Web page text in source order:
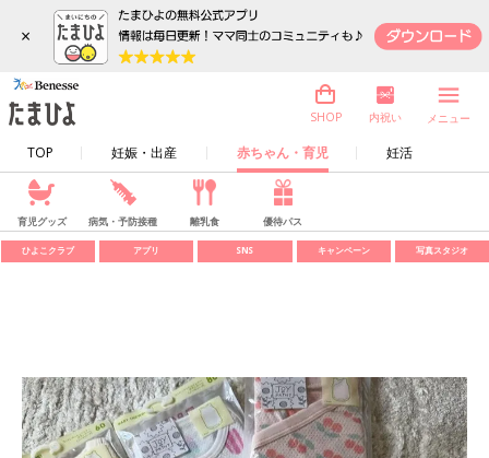
×
TOP 妊娠・出産 赤ちゃん・育児 妊活
SHOP 内祝い メニュー
育児グッズ 病気・予防接種 離乳食 優待パス
ひよこクラブ アプリ SNS キャンペーン 写真スタジオ